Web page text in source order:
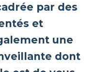
par des
et
une
dont